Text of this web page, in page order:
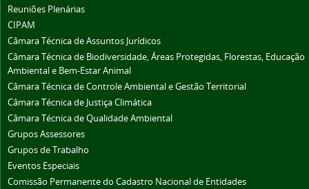
Reuniões Plenárias
CIPAM
Câmara Técnica de Assuntos Jurídicos
Câmara Técnica de Biodiversidade, Áreas Protegidas, Florestas, Educação
Ambiental e Bem-Estar Animal
Câmara Técnica de Controle Ambiental e Gestão Territorial
Câmara Técnica de Justiça Climática
Câmara Técnica de Qualidade Ambiental
Grupos Assessores
Grupos de Trabalho
Eventos Especiais
Comissão Permanente do Cadastro Nacional de Entidades